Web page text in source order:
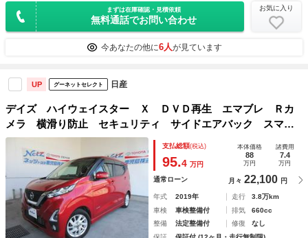
まずは在庫確認・見積依頼
無料通話でお問い合わせ
お気に入り
今あなたの他に6人が見ています
UP グーネットセレクト 日産
デイズ ハイウェイスター Ｘ ＤＶＤ再生 エマブレ Ｒカ
メラ 横滑り防止 セキュリティ サイドエアバック スマー
トキー Ｗエアバック ＬＥＤライト ナビ・ＴＶ Ａストッ
プ ドライブレコーダー フルセグ エアコン アルミ パワ
ステ
支払総額(税込)
95.4 万円
本体価格
88
万円
諸費用
7.4
万円
通常ローン 月々 22,100 円
年式 2019年 走行
3.8万km
車検
車検整備付 排気
660cc
整備
法定整備付 修復
なし